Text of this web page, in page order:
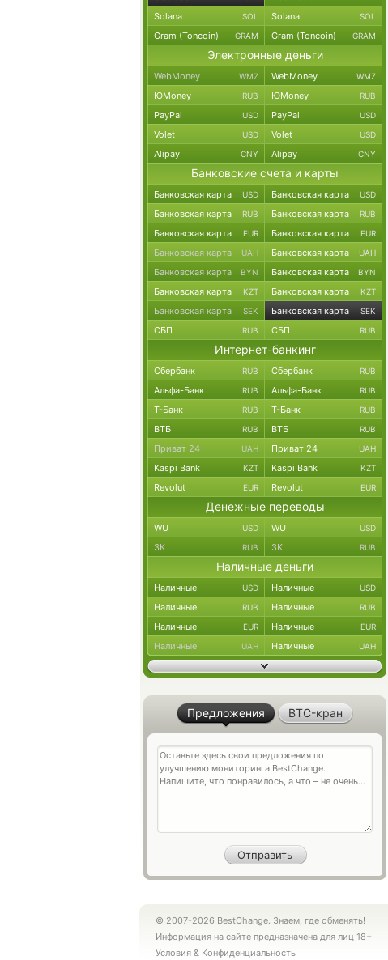
Solana SOL Solana SOL
Gram (Toncoin) GRAM Gram (Toncoin) GRAM
Электронные деньги
WebMoney WMZ WebMoney WMZ
ЮMoney RUB ЮMoney RUB
PayPal USD PayPal USD
Volet USD Volet USD
Alipay CNY Alipay CNY
Банковские счета и карты
Банковская карта USD Банковская карта USD
Банковская карта RUB Банковская карта RUB
Банковская карта EUR Банковская карта EUR
Банковская карта UAH Банковская карта UAH
Банковская карта BYN Банковская карта BYN
Банковская карта KZT Банковская карта KZT
Банковская карта SEK Банковская карта SEK
СБП RUB СБП RUB
Интернет-банкинг
Сбербанк RUB Сбербанк RUB
Альфа-Банк RUB Альфа-Банк RUB
Т-Банк RUB Т-Банк RUB
ВТБ RUB ВТБ RUB
Приват 24 UAH Приват 24 UAH
Kaspi Bank KZT Kaspi Bank KZT
Revolut EUR Revolut EUR
Денежные переводы
WU USD WU USD
ЗК RUB ЗК RUB
Наличные деньги
Наличные USD Наличные USD
Наличные RUB Наличные RUB
Наличные EUR Наличные EUR
Наличные UAH Наличные UAH
Предложения BTC-кран
© 2007-2026 BestChange. Знаем, где обменять!
Информация на сайте предназначена для лиц 18+
Условия & Конфиденциальность